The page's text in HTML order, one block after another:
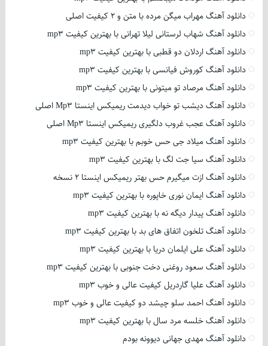
دانلود آهنگ مهراب میگن مرده با متن و 2 کیفیت اصلی
دانلود آهنگ شهاب لرستانی لیلا تهرانی با بهترین کیفیت mp3
دانلود آهنگ اردلان دو قطبی با بهترین کیفیت mp3
دانلود آهنگ کوروش فیانسی با بهترین کیفیت mp3
دانلود آهنگ مرصاد تو میتونی با بهترین کیفیت mp3
دانلود آهنگ دیشب تو خواب دیدمت ریمیکس اینستا Mp3 اصلی
دانلود آهنگ عجب غروب دلگیری ریمیکس اینستا Mp3 اصلی
دانلود آهنگ میلاد جی حس خوبم با بهترین کیفیت mp3
دانلود آهنگ سیا جت لگ با بهترین کیفیت mp3
دانلود آهنگ ازت میگیرم حس بهتر ریمیکس اینستا 2 نسخه
دانلود آهنگ ایمان نوری خاپوره با بهترین کیفیت mp3
دانلود آهنگ پیدار دیگه نه با بهترین کیفیت mp3
دانلود آهنگ تلخون اتفاق های بد با بهترین کیفیت mp3
دانلود آهنگ علی ایلمان دریا با بهترین کیفیت mp3
دانلود آهنگ سعود روغنی دخت جنوبی با بهترین کیفیت mp3
دانلود آهنگ علیا گاردریل کیفیت عالی و خوب mp3
دانلود آهنگ احمد سلو چیشد دو کیفیت عالی و خوب mp3
دانلود آهنگ خلسه مرد سال با بهترین کیفیت mp3
دانلود آهنگ مهدی جهانی دیوونه بودم